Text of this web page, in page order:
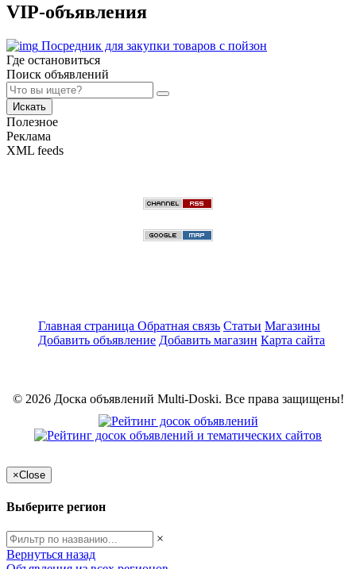
VIP-объявления
Посредник для закупки товаров с пойзон
Где остановиться
Поиск объявлений
Искать
Полезное
Реклама
XML feeds
Главная страница Обратная связь Статьи Магазины
Добавить объявление Добавить магазин Карта сайта
© 2026 Доска объявлений Multi-Doski. Все права защищены!
×Close
Выберите регион
×
Вернуться назад